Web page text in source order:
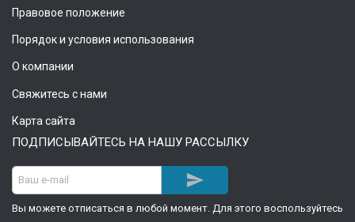
Правовое положение
Порядок и условия использования
О компании
Свяжитесь с нами
Карта сайта
ПОДПИСЫВАЙТЕСЬ НА НАШУ РАССЫЛКУ

Вы можете отписаться в любой момент. Для этого воспользуйтесь